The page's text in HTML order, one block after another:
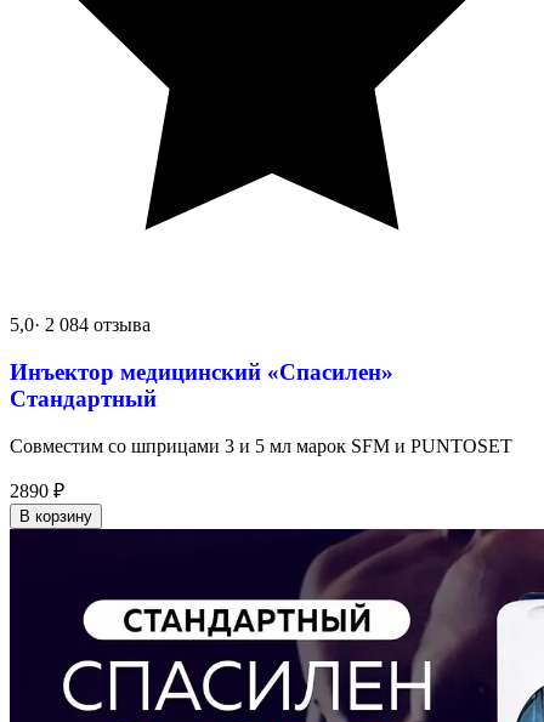
5,0· 2 084 отзыва
Инъектор медицинский «Спасилен»
Стандартный
Совместим со шприцами 3 и 5 мл марок SFM и PUNTOSET
2890 ₽
В корзину